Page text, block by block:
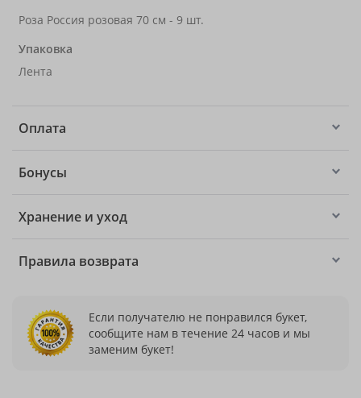
Роза Россия розовая 70 см - 9 шт.
Упаковка
Лента
Оплата
Бонусы
Хранение и уход
Правила возврата
Если получателю не понравился букет,
сообщите нам в течение 24 часов и мы
заменим букет!